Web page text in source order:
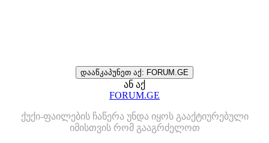
დააწკაპუნეთ აქ: FORUM.GE
ან აქ
FORUM.GE
ქუქი-ფაილების ჩაწერა უნდა იყოს გააქტიურებული
იმისთვის რომ გააგრძელოთ